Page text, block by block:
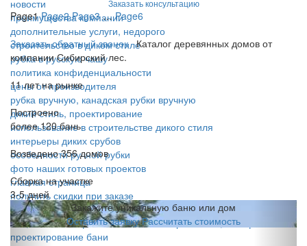
новости
преимущества компании
дополнительные услуги, недорого
строительство в диком стиле
рубка в русскую чашу
политика конфиденциальности
цены от производителя
рубка вручную, канадская рубки вручную
дикий стиль, проектирование
использование в строительстве дикого стиля
интерьеры диких срубов
особенности ручной рубки
фото наших готовых проектов
главная страница
получить скидки при заказе
дикие стили
info, контакты офиса компании Сибирский лес, телефон
проектирование бани
Заказать консультацию
Page1 Page2 Page3 … Page6
Заказать обратный звонокКаталог деревянных домов от
компании Сибирский лес.
11 лет на рынке
Построено
более 120 бань
Возведено 356 домов
Сборка на участке
3-5 дней
Закажите уникальную баню или дом
Оставить заявку Рассчитать стоимость